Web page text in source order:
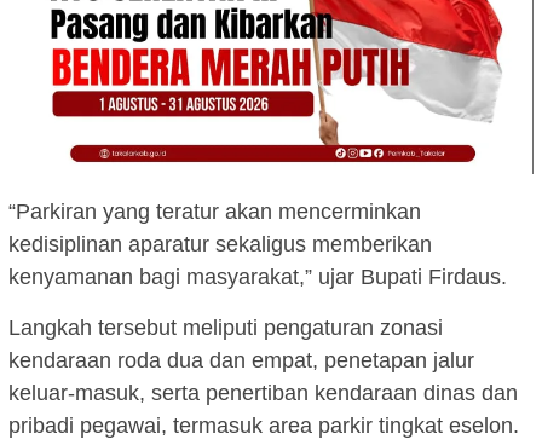
“Parkiran yang teratur akan mencerminkan
kedisiplinan aparatur sekaligus memberikan
kenyamanan bagi masyarakat,” ujar Bupati Firdaus.
Langkah tersebut meliputi pengaturan zonasi
kendaraan roda dua dan empat, penetapan jalur
keluar-masuk, serta penertiban kendaraan dinas dan
pribadi pegawai, termasuk area parkir tingkat eselon.